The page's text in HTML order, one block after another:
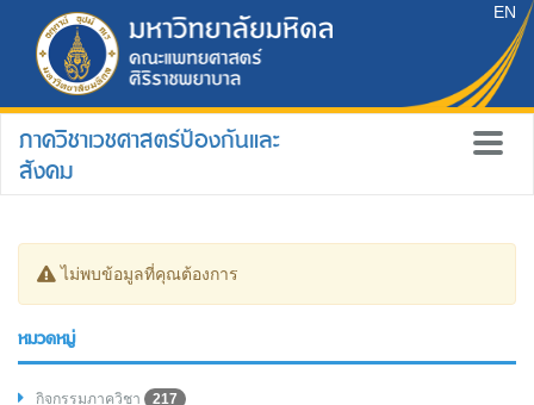
EN
ภาควิชาเวชศาสตร์ป้องกันและ
สังคม
ไม่พบข้อมูลที่คุณต้องการ
หมวดหมู่
กิจกรรมภาควิชา
217